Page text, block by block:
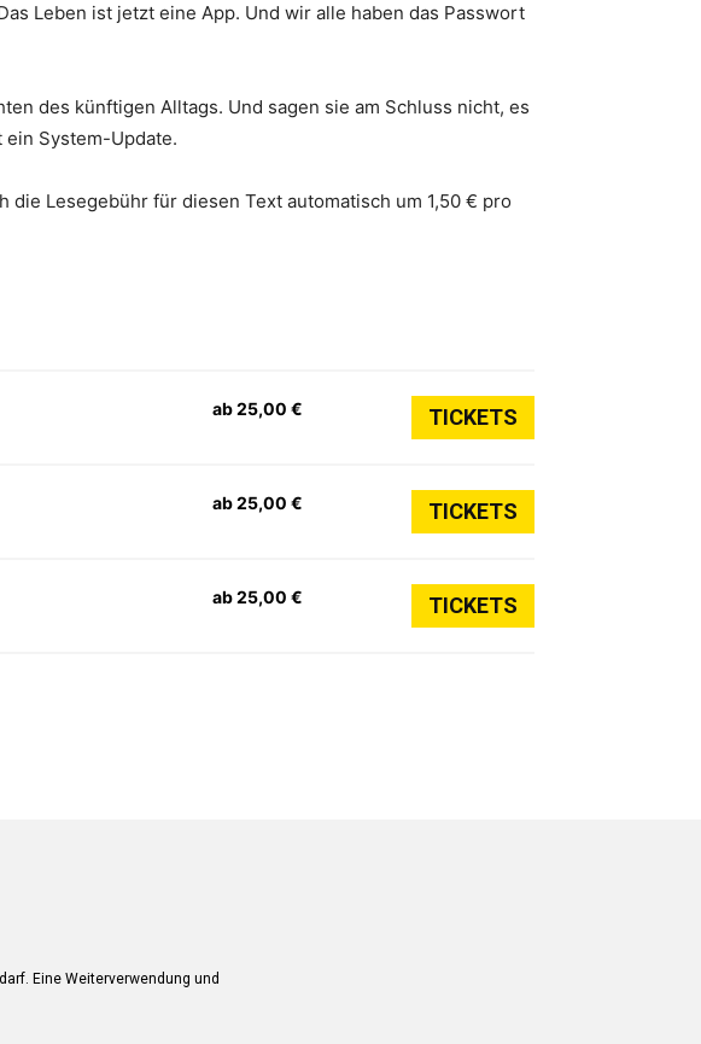
Leben ist jetzt eine App. Und wir alle haben das Passwort
des künftigen Alltags. Und sagen sie am Schluss nicht, es
ein System-Update.
Lesegebühr für diesen Text automatisch um 1,50 € pro
ab 25,00 € TICKETS
ab 25,00 € TICKETS
ab 25,00 € TICKETS
Eine Weiterverwendung und